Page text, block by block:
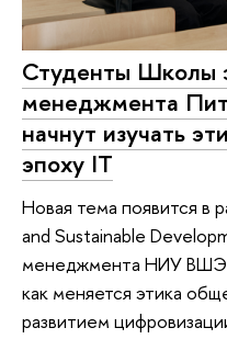
Студенты Школы
менеджмента
начнут изучать
эпоху IT
Новая тема появится в
and Sustainable
менеджмента НИУ ВШЭ
как меняется этика
развитием